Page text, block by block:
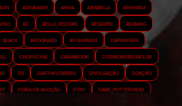
Agraviane Aisha Arabella
Arshanji
BC Bella_RedGirl Betagem
Bigbang
Black Brookang By.summer
Caprihorn
Chopuchai Cianamoon
Codinomebeijaflor
DS Darthflowers Divulgação
Doação
Feira de adoção Foxy
Gabe_Potterhead